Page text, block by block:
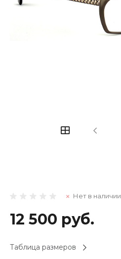
Нет в наличии
12 500 руб.
Таблица размеров